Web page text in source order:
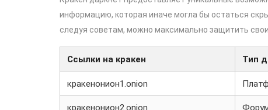
информацию, которая иначе могла бы остаться
следуя советам, можно максимально защитить
Ссылки на кракен Тип
кракенонион1.onion
кракенонион2.onion